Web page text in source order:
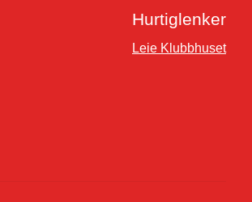
Hurtiglenker
Leie Klubbhuset